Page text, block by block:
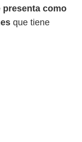
presenta como
que tiene